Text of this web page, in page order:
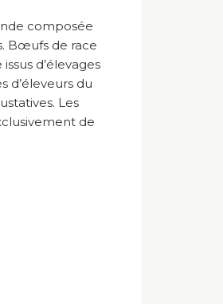
composée
Bœufs de race
d’élevages
d’éleveurs du
Les
de